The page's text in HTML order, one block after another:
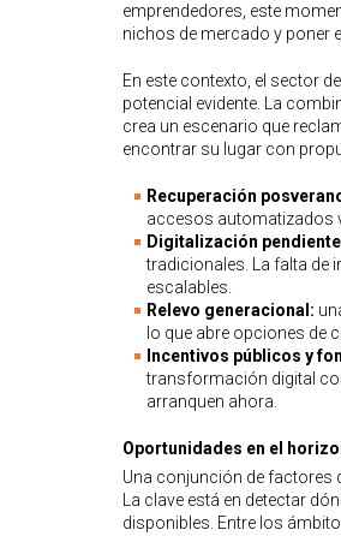
emprendedores, este
nichos de mercado y poner
En este contexto, el sector
potencial evidente. La
crea un escenario que
encontrar su lugar con
Recuperación
accesos automatizados
Digitalización
tradicionales. La falta de
escalables.
Relevo generacional:
lo que abre opciones
Incentivos públicos y
transformación digital
arranquen ahora.
Oportunidades en el
Una conjunción de factores
La clave está en detectar
disponibles. Entre los